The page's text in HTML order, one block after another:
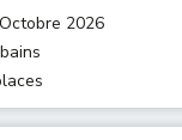
2026